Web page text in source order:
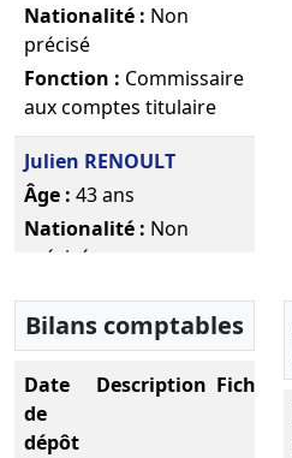
Nationalité : Non
précisé
Fonction : Commissaire
aux comptes titulaire
Julien RENOULT
Âge : 43 ans
Nationalité : Non
précisé
SAS
SALUSTRO REYDEL
SIREN :
Fonction :
Bilans comptables
Date
de
dépôt
Description Fichier